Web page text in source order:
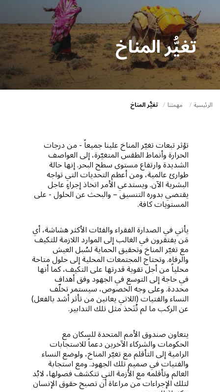
t
i
o
n
تغيُّر المناخ
الرئيسية مهمتنا تغيُّر المناخ
تؤثر تبعات تغيّر المناخ علينا جميعاً - من درجات
الحرارة وأنماط الطقس المتغيّرة، إلى العواصف
الشديدة وارتفاع مستوى سطح البحر. إنها حالة
طوارئ عالمية، ومن أعظم التحديات التي تواجه
البشرية الآن. ويستدعي الأمر اتخاذ إجراءٍ عاجل
يقتضي بدوره التنسيق – والبحث عن الحلول - على
المستويات كافة.
يأتي في الصدارة الفقراء والفئات الأكثر هشاشة، أي
مَن يفتقرون في الغالب إلى الموارد اللازمة للتكيف
مع تغيّر المناخ وتحقيق الحماية لسُبل العيش
والرفاه. وتحتاج المجتمعات المحلية إلى حلول متاحة
محلياً من أجل تقوية قدرتها على التكيف، كما أنها
في حاجة إلى التوسع في الجهود وفق أهداف
محددة. وعلى وجه الخصوص، سيستمر تخلّف
النساء والفتيات (اللاتي يعانين من تأثر أشد بالفعل)
عن الركب ما لم تُتَخذ مثل تلك التدابير.
يتعاون صندوق الأمم المتحدة للسكان مع
الحكومات والشركاء الآخرين دعماً للاستجابات
الرامية إلى التأقلم مع تغيّر المناخ، ولوضع النساء
والفتيات في صميم تلك الجهود. ومع استجابة
العالم وتأقلمه مع الأزمة التي تتكشف فصولها، لابُد
لتلك الإجراءات من مراعاة أن تصبح حقوق الإنسان